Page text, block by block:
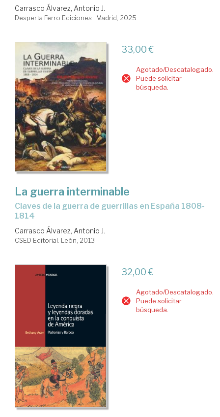
Carrasco Álvarez, Antonio J.
Desperta Ferro Ediciones . Madrid, 2025
33,00 €
Agotado/Descatalogado.
Puede solicitar
búsqueda.
La guerra interminable
claves de la guerra de guerrillas en España 1808-
1814
Carrasco Álvarez, Antonio J.
CSED Editorial. León, 2013
32,00 €
Agotado/Descatalogado.
Puede solicitar
búsqueda.